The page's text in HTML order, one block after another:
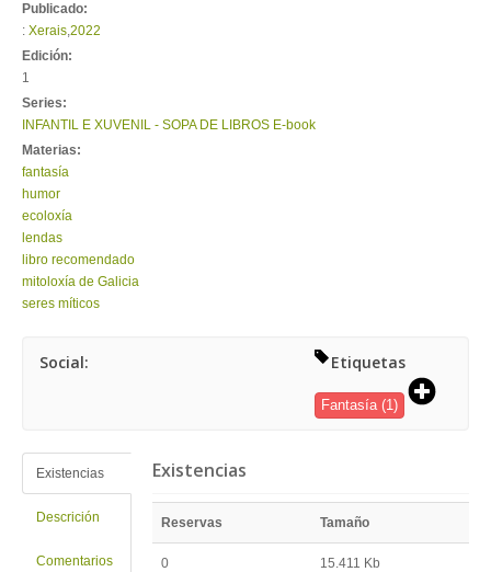
Publicado:
: Xerais,2022
Edición:
1
Series:
INFANTIL E XUVENIL - SOPA DE LIBROS E-book
Materias:
fantasía
humor
ecoloxía
lendas
libro recomendado
mitoloxía de Galicia
seres míticos
Social: Etiquetas
Fantasía(1)
Existencias
Descrición
Comentarios
Existencias
Reservas Tamaño
0 15.411 Kb